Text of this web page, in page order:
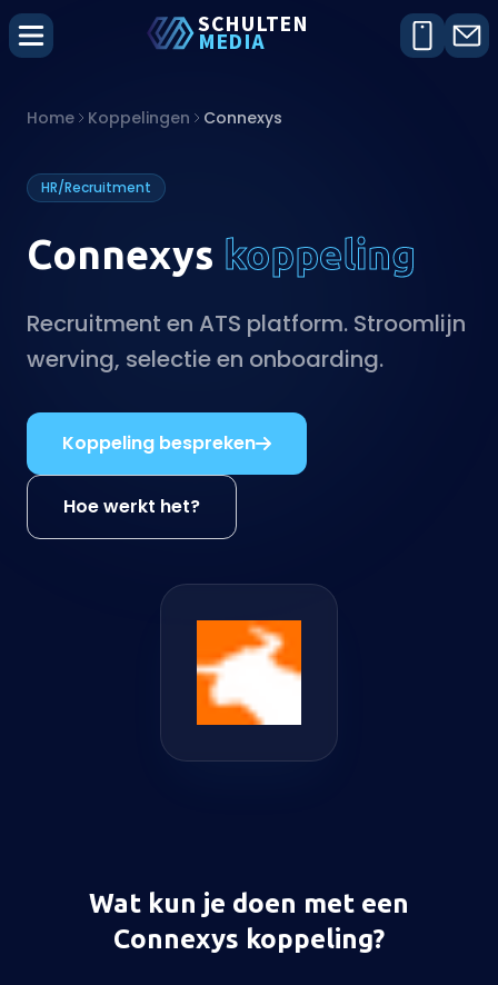
SCHULTEN
MEDIA
Home Koppelingen Connexys
HR/Recruitment
Connexys koppeling
Recruitment en ATS platform. Stroomlijn
werving, selectie en onboarding.
Koppeling bespreken
Hoe werkt het?
Wat kun je doen met een
Connexys koppeling?